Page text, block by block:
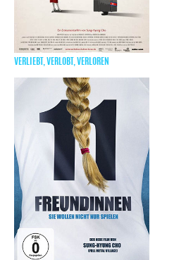
VERLIEBT, VERLOBT, VERLOREN